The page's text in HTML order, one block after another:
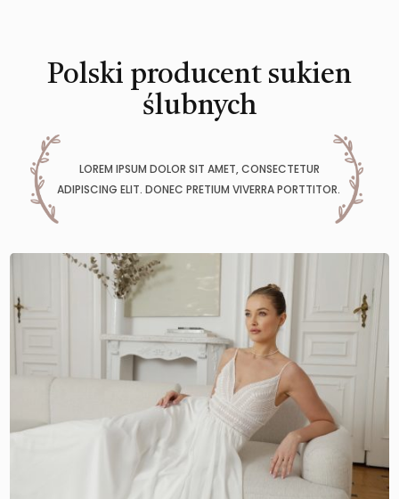
Polski producent sukien
ślubnych
LOREM IPSUM DOLOR SIT AMET, CONSECTETUR
ADIPISCING ELIT. DONEC PRETIUM VIVERRA PORTTITOR.